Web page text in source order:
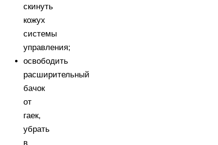
скинуть
кожух
системы
управления;
освободить
расширительный
бачок
от
гаек,
убрать
в